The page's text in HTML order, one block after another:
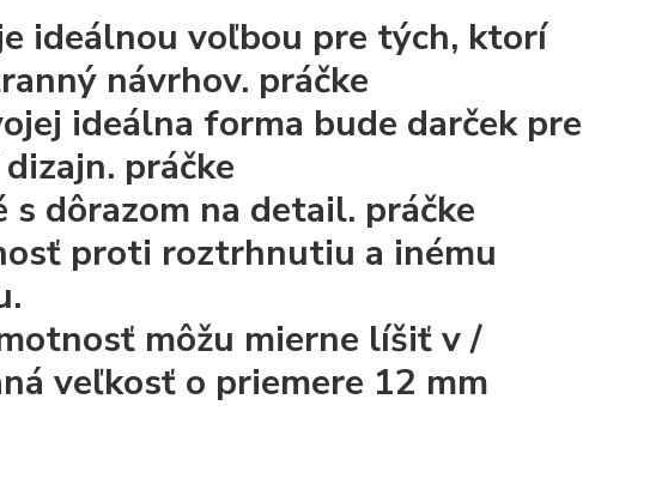
ideálnou voľbou pre tých, ktorí
návrhov. práčke
ideálna forma bude darček pre
práčke
dôrazom na detail. práčke
proti roztrhnutiu a inému
môžu mierne líšiť v /
veľkosť o priemere 12 mm